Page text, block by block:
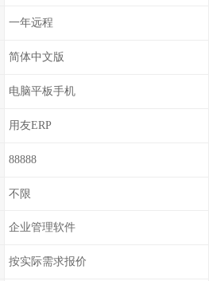
一年远程
简体中文版
电脑平板手机
用友ERP
88888
不限
企业管理软件
按实际需求报价